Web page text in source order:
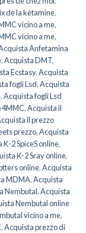
de la kétamine,
vicino a me,
vicino a me,
Anfetamina
,Acquista DMT,
Ecstasy,Acquista
fogli Lsd,Acquista
,Acquista fogli Lsd
4MMC,Acquista il
il prezzo
prezzo,Acquista
K-2 SpiceS online,
K-2 Sray online,
online,Acquista
MDMA,Acquista
Nembutal,Acquista
Nembutal online
vicino a me,
,Acquista prezzo di